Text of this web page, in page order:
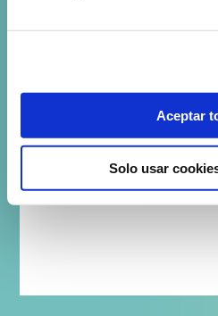
Aceptar
Solo usar